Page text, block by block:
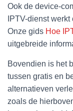
Ook de device-
IPTV-dienst
Onze gids Hoe
uitgebreide
Bovendien is het
tussen gratis en
alternatieven
zoals de